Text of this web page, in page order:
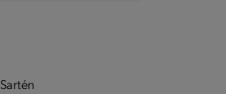
Sartén